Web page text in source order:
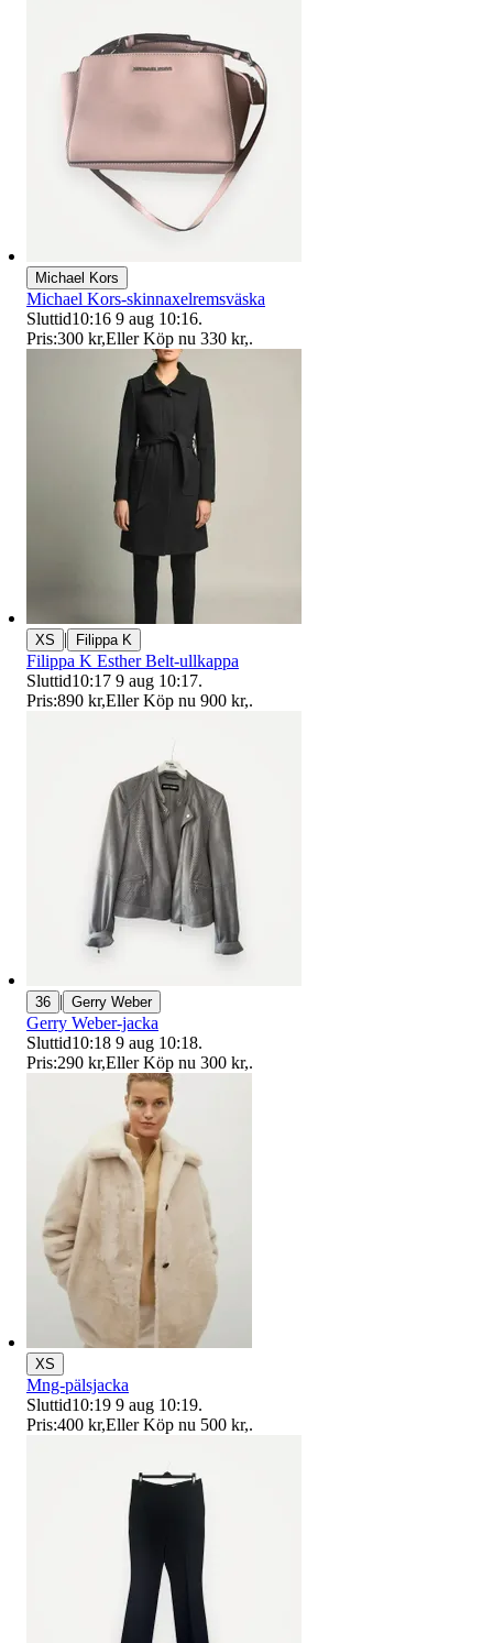
Michael Kors
Michael Kors-skinnaxelremsväska
Sluttid10:16 9 aug 10:16.
Pris:300 kr,Eller Köp nu 330 kr,.
XS | Filippa K
Filippa K Esther Belt-ullkappa
Sluttid10:17 9 aug 10:17.
Pris:890 kr,Eller Köp nu 900 kr,.
36 | Gerry Weber
Gerry Weber-jacka
Sluttid10:18 9 aug 10:18.
Pris:290 kr,Eller Köp nu 300 kr,.
XS
Mng-pälsjacka
Sluttid10:19 9 aug 10:19.
Pris:400 kr,Eller Köp nu 500 kr,.